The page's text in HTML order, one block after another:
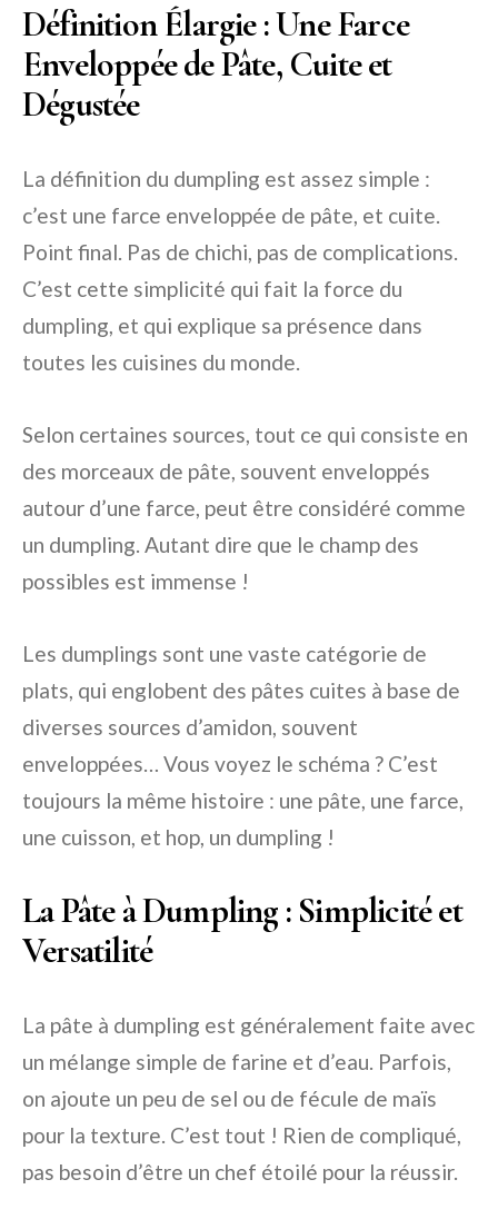
Définition Élargie : Une Farce
Enveloppée de Pâte, Cuite et
Dégustée
La définition du dumpling est assez simple :
c’est une farce enveloppée de pâte, et cuite.
Point final. Pas de chichi, pas de complications.
C’est cette simplicité qui fait la force du
dumpling, et qui explique sa présence dans
toutes les cuisines du monde.
Selon certaines sources, tout ce qui consiste en
des morceaux de pâte, souvent enveloppés
autour d’une farce, peut être considéré comme
un dumpling. Autant dire que le champ des
possibles est immense !
Les dumplings sont une vaste catégorie de
plats, qui englobent des pâtes cuites à base de
diverses sources d’amidon, souvent
enveloppées… Vous voyez le schéma ? C’est
toujours la même histoire : une pâte, une farce,
une cuisson, et hop, un dumpling !
La Pâte à Dumpling : Simplicité et
Versatilité
La pâte à dumpling est généralement faite avec
un mélange simple de farine et d’eau. Parfois,
on ajoute un peu de sel ou de fécule de maïs
pour la texture. C’est tout ! Rien de compliqué,
pas besoin d’être un chef étoilé pour la réussir.